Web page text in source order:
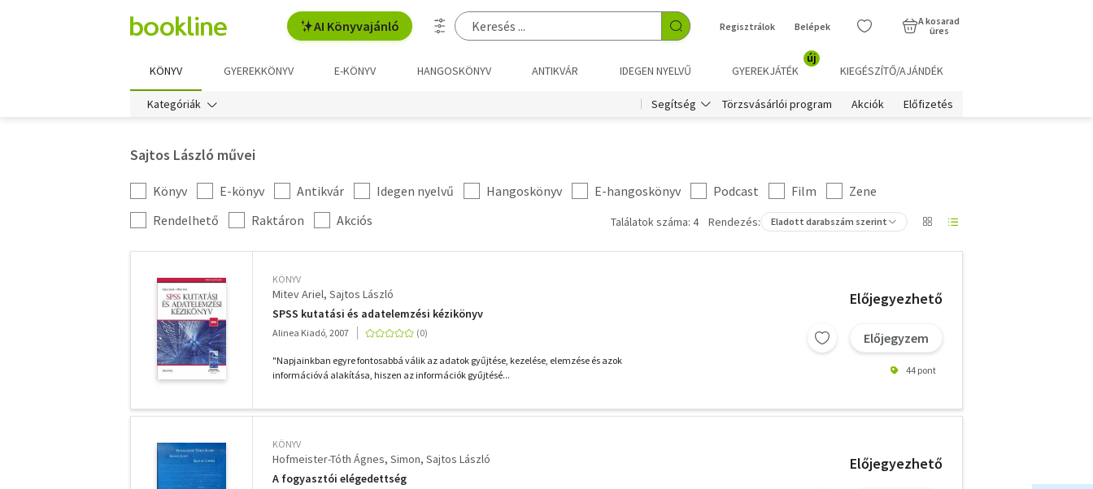
AI Könyvajánló Regisztrálok Belépek
A kosarad
üres
KÖNYV GYEREKKÖNYV E-KÖNYV HANGOSKÖNYV ANTIKVÁR IDEGEN NYELVŰ GYEREKJÁTÉK
új
KIEGÉSZÍTŐ/AJÁNDÉK
Kategóriák Segítség Törzsvásárlói program Akciók Előfizetés
Sajtos László művei
Kategória
szűrés
Könyv E-könyv Antikvár Idegen nyelvű Hangoskönyv E-hangoskönyv Podcast Film
Zene
További
szűrők
Rendelhető Raktáron Akciós Találatok száma: 4 Rendezés: Eladott darabszám szerint
KÖNYV
Mitev Ariel Sajtos László
SPSS kutatási és adatelemzési kézikönyv
Alinea Kiadó, 2007
"Napjainkban egyre fontosabbá válik az adatok gyűjtése, kezelése, elemzése és azok
információvá alakítása, hiszen az információk gyűjtésé...
Előjegyezhető
Előjegyzem
44 pont
KÖNYV
Hofmeister-Tóth Ágnes Simon Sajtos László
A fogyasztói elégedettség
Előjegyezhető